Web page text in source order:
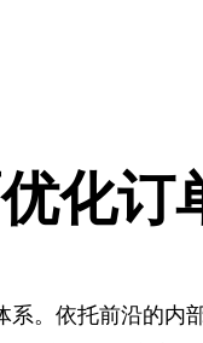
化订
。依托前沿的